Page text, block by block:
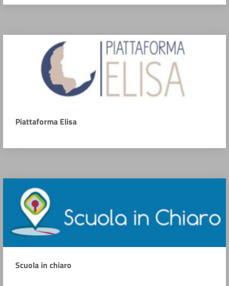
Piattaforma Elisa
Scuola in chiaro